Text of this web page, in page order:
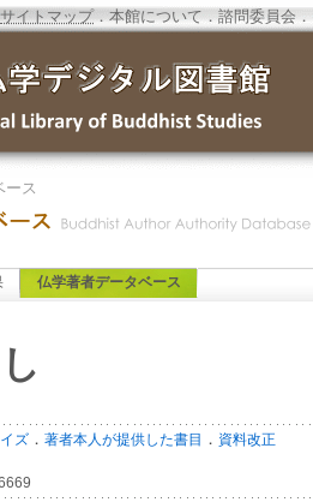
サイトマップ．本館について ．諮問委員会 ．
ース
仏学著者データベース
ズ ． 著者本人が提供した書目 ． 資料改正